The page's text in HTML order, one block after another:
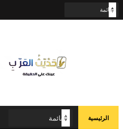
الرئيسية